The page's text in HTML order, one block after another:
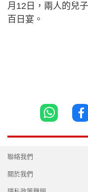
月12日，兩人的兒
百日宴。
聯絡我們
關於我們